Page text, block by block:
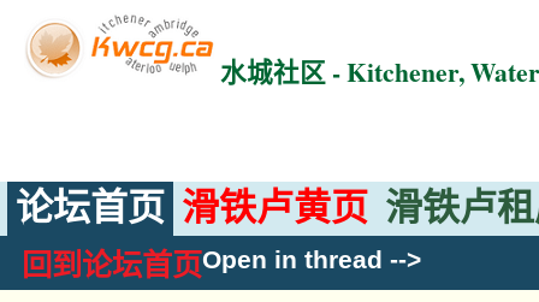
水城社区 - Kitchener,
论坛首页 滑铁卢黄页 滑铁卢
回到论坛首页Open in thread -->